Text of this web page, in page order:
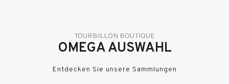
TOURBILLON BOUTIQUE
OMEGA AUSWAHL
Entdecken Sie unsere Sammlungen